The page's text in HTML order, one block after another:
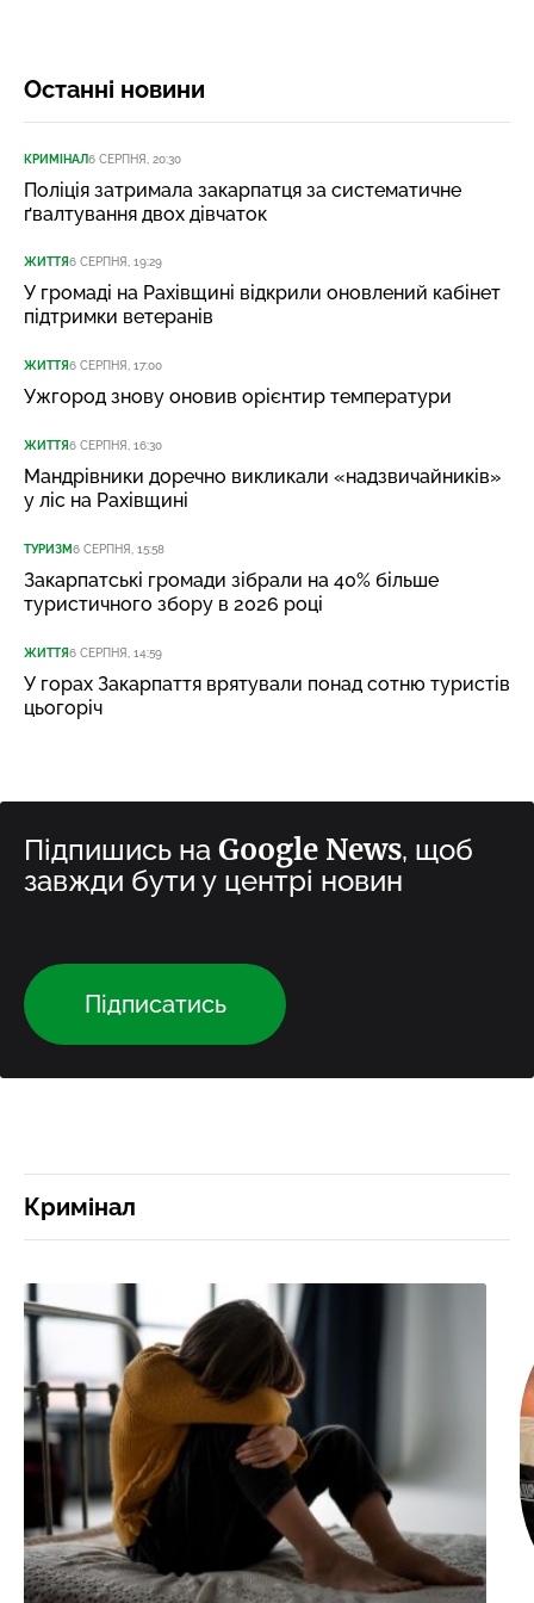
Останні новини
КРИМІНАЛ6 СЕРПНЯ, 20:30
Поліція затримала закарпатця за систематичне
ґвалтування двох дівчаток
ЖИТТЯ6 СЕРПНЯ, 19:29
У громаді на Рахівщині відкрили оновлений кабінет
підтримки ветеранів
ЖИТТЯ6 СЕРПНЯ, 17:00
Ужгород знову оновив орієнтир температури
ЖИТТЯ6 СЕРПНЯ, 16:30
Мандрівники доречно викликали «надзвичайників»
у ліс на Рахівщині
ТУРИЗМ6 СЕРПНЯ, 15:58
Закарпатські громади зібрали на 40% більше
туристичного збору в 2026 році
ЖИТТЯ6 СЕРПНЯ, 14:59
У горах Закарпаття врятували понад сотню туристів
цьогоріч
Підпишись на Google News, щоб
завжди бути у центрі новин
Підписатись
Кримінал